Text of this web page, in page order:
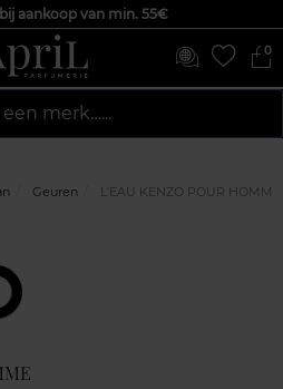
aankoop van min. 55€
0
merk…...
Geuren L'EAU KENZO POUR HOMME